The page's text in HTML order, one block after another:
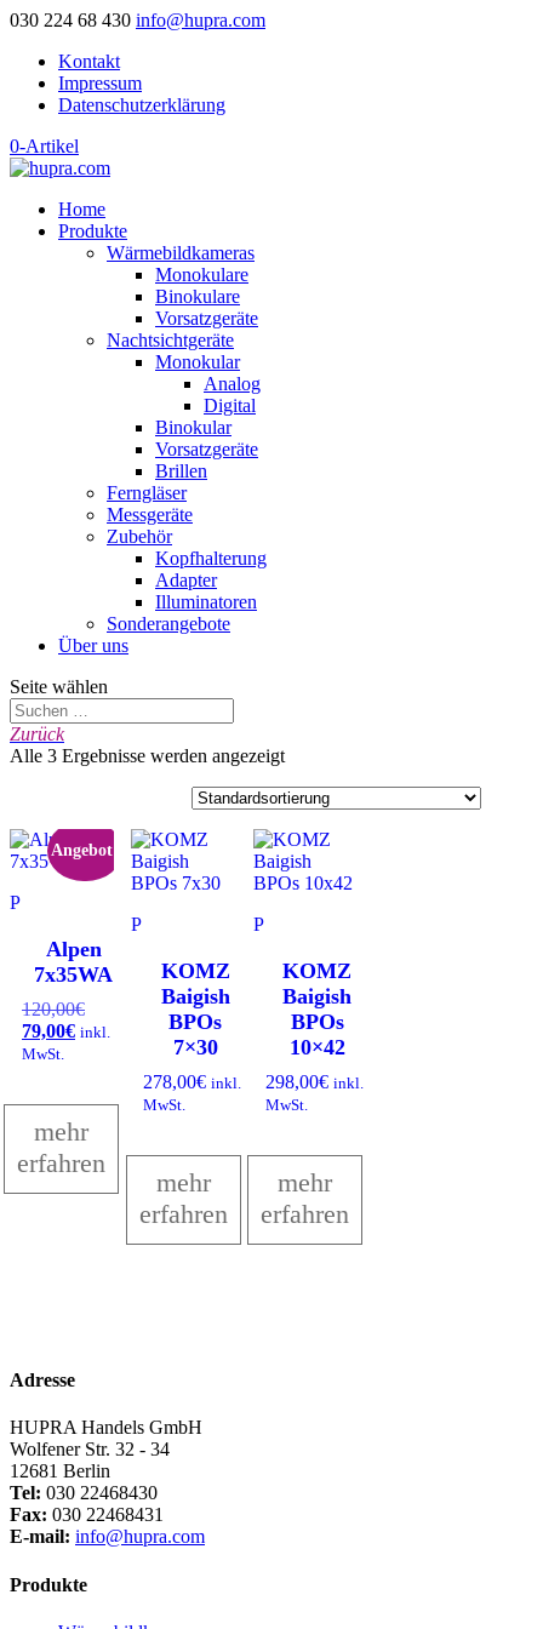
030 224 68 430 info@hupra.com
Kontakt
Impressum
Datenschutzerklärung
0-Artikel
Home
Produkte
Wärmebildkameras
Monokulare
Binokulare
Vorsatzgeräte
Nachtsichtgeräte
Monokular
Analog
Digital
Binokular
Vorsatzgeräte
Brillen
Ferngläser
Messgeräte
Zubehör
Kopfhalterung
Adapter
Illuminatoren
Sonderangebote
Über uns
Seite wählen
Zurück
Alle 3 Ergebnisse werden angezeigt
Angebot!
Alpen
7x35WA
120,00€ Ursprünglicher
Preis
120,00€
79,00€ Aktueller
inkl.
MwSt.
mehr
erfahren
KOMZ
Baigish
BPOs
7×30
278,00€ inkl.
MwSt.
mehr
erfahren
KOMZ
Baigish
BPOs
10×42
298,00€ inkl.
MwSt.
mehr
erfahren
Adresse
HUPRA Handels GmbH
Wolfener Str. 32 - 34
12681 Berlin
Tel: 030 22468430
Fax: 030 22468431
E-mail: info@hupra.com
Produkte